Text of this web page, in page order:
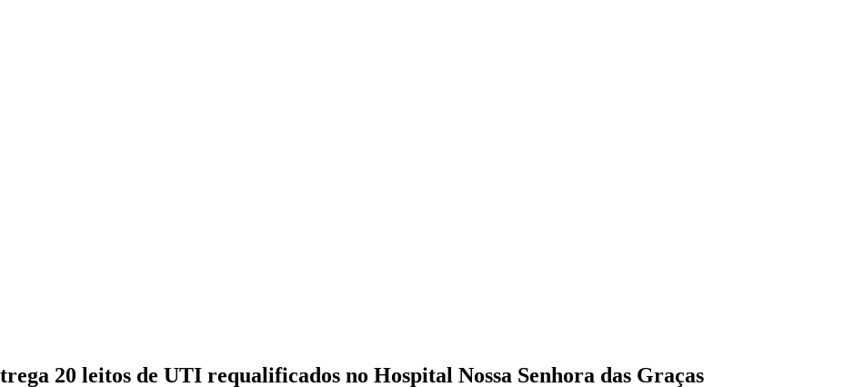
20 leitos de UTI requalificados no Hospital Nossa Senhora das Graças